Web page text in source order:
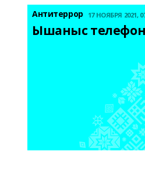
Антитеррор 17 НОЯБРЯ 2021,
Ышаныс